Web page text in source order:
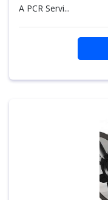
A PCR Servi...